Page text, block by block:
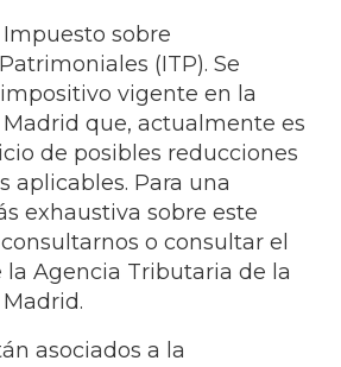
Impuesto sobre
(ITP). Se
vigente en la
que, actualmente es
de posibles reducciones
aplicables. Para una
exhaustiva sobre este
o consultar el
Agencia Tributaria de la
asociados a la